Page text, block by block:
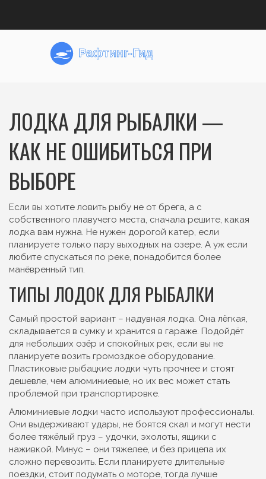
ЛОДКА ДЛЯ РЫБАЛКИ —
КАК НЕ ОШИБИТЬСЯ ПРИ
ВЫБОРЕ
Если вы хотите ловить рыбу не от брега, а с
собственного плавучего места, сначала решите, какая
лодка вам нужна. Не нужен дорогой катер, если
планируете только пару выходных на озере. А уж если
любите спускаться по реке, понадобится более
манёвренный тип.
ТИПЫ ЛОДОК ДЛЯ РЫБАЛКИ
Самый простой вариант – надувная лодка. Она лёгкая,
складывается в сумку и хранится в гараже. Подойдёт
для небольших озёр и спокойных рек, если вы не
планируете возить громоздкое оборудование.
Пластиковые рыбацкие лодки чуть прочнее и стоят
дешевле, чем алюминиевые, но их вес может стать
проблемой при транспортировке.
Алюминиевые лодки часто используют профессионалы.
Они выдерживают удары, не боятся скал и могут нести
более тяжёлый груз – удочки, эхолоты, ящики с
наживкой. Минус – они тяжелее, и без прицепа их
сложно перевозить. Если планируете длительные
поездки, стоит подумать о моторе, тогда лучше